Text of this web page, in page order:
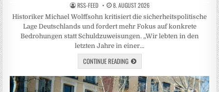
RSS-FEED 8. AUGUST 2026
Historiker Michael Wolffsohn kritisiert die sicherheitspolitische
Lage Deutschlands und fordert mehr Fokus auf konkrete
Bedrohungen statt Schuldzuweisungen. „Wir lebten in den
letzten Jahre in einer…
CONTINUE READING